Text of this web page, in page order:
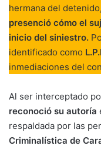
hermana del
presenció cómo el
inicio del siniestro.
identificado como
inmediaciones del
Al ser interceptado
reconoció su autoría
respaldada por las
Criminalística de